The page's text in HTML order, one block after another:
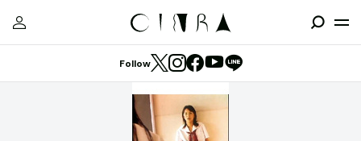
Follow